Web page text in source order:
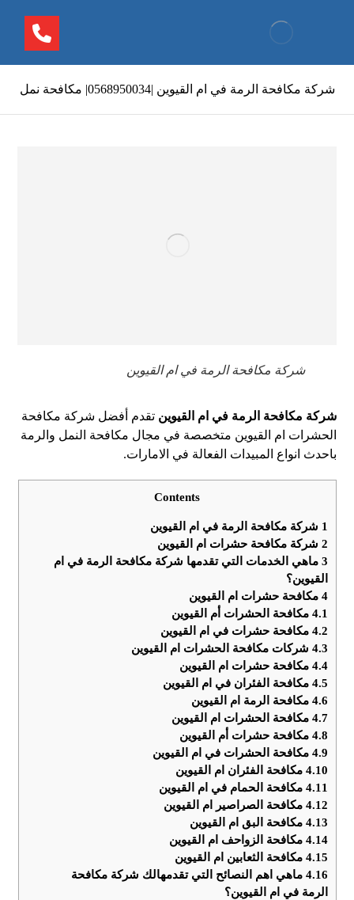
شركة مكافحة الرمة في ام القيوين |0568950034| مكافحة نمل
شركة مكافحة الرمة في ام القيوين
شركة مكافحة الرمة في ام القيوين تقدم أفضل شركة مكافحة
الحشرات ام القيوين متخصصة في مجال مكافحة النمل والرمة
باحدث انواع المبيدات الفعالة في الامارات.
Contents
1 شركة مكافحة الرمة في ام القيوين
2 شركة مكافحة حشرات ام القيوين
3 ماهي الخدمات التي تقدمها شركة مكافحة الرمة في ام
القيوين؟
4 مكافحة حشرات ام القيوين
4.1 مكافحة الحشرات أم القيوين
4.2 مكافحة حشرات في ام القيوين
4.3 شركات مكافحة الحشرات ام القيوين
4.4 مكافحة حشرات ام القيوين
4.5 مكافحة الفئران في ام القيوين
4.6 مكافحة الرمة ام القيوين
4.7 مكافحة الحشرات ام القيوين
4.8 مكافحة حشرات أم القيوين
4.9 مكافحة الحشرات في ام القيوين
4.10 مكافحة الفئران ام القيوين
4.11 مكافحة الحمام في ام القيوين
4.12 مكافحة الصراصير ام القيوين
4.13 مكافحة البق ام القيوين
4.14 مكافحة الزواحف ام القيوين
4.15 مكافحة الثعابين ام القيوين
4.16 ماهي اهم النصائح التي تقدمهالك شركة مكافحة
الرمة في ام القيوين؟